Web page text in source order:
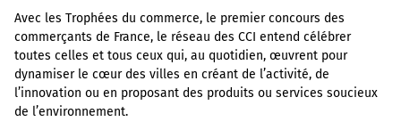
Avec les Trophées du commerce, le premier concours des
commerçants de France, le réseau des CCI entend célébrer
toutes celles et tous ceux qui, au quotidien, œuvrent pour
dynamiser le cœur des villes en créant de l’activité, de
l’innovation ou en proposant des produits ou services soucieux
de l’environnement.